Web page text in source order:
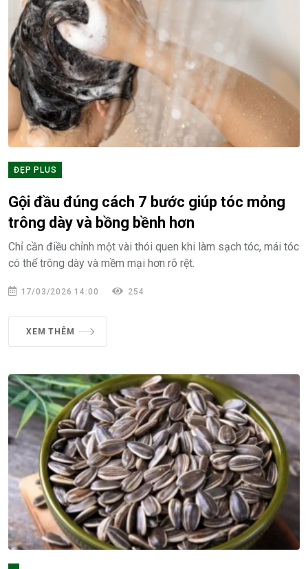
ĐẸP PLUS
Gội đầu đúng cách 7 bước giúp tóc mỏng
trông dày và bồng bềnh hơn
Chỉ cần điều chỉnh một vài thói quen khi làm sạch tóc, mái tóc
có thể trông dày và mềm mại hơn rõ rệt.
17/03/2026 14:00 254
XEM THÊM